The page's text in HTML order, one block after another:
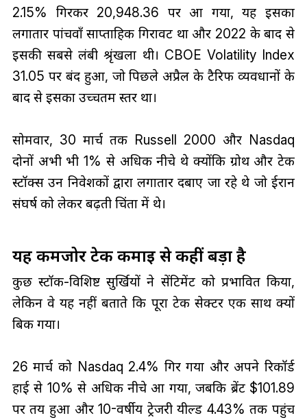
2.15% गिरकर 20,948.36 पर आ गया, यह इसका
लगातार पांचवाँ साप्ताहिक गिरावट था और 2022 के बाद से
इसकी सबसे लंबी श्रृंखला थी। CBOE Volatility Index
31.05 पर बंद हुआ, जो पिछले अप्रैल के टैरिफ व्यवधानों के
बाद से इसका उच्चतम स्तर था।
सोमवार, 30 मार्च तक Russell 2000 और Nasdaq
दोनों अभी भी 1% से अधिक नीचे थे क्योंकि ग्रोथ और टेक
स्टॉक्स उन निवेशकों द्वारा लगातार दबाए जा रहे थे जो ईरान
संघर्ष को लेकर बढ़ती चिंता में थे।
यह कमजोर टेक कमाई से कहीं बड़ा है
कुछ स्टॉक-विशिष्ट सुर्खियों ने सेंटिमेंट को प्रभावित किया,
लेकिन वे यह नहीं बताते कि पूरा टेक सेक्टर एक साथ क्यों
बिक गया।
26 मार्च को Nasdaq 2.4% गिर गया और अपने रिकॉर्ड
हाई से 10% से अधिक नीचे आ गया, जबकि ब्रेंट $101.89
पर तय हुआ और 10-वर्षीय ट्रेजरी यील्ड 4.43% तक पहुंच